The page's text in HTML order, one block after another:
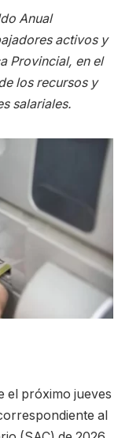
Anual
activos y
Provincial, en el
los recursos y
salariales.
el próximo jueves
al